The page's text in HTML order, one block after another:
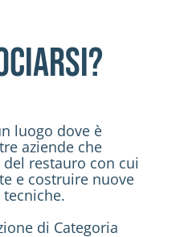
luogo dove è
aziende che
restauro con cui
e costruire nuove
di Categoria